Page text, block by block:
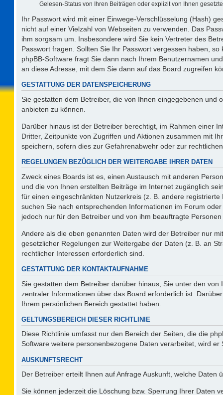
Gelesen-Status von Ihren Beiträgen oder explizit von Ihnen
Ihr Passwort wird mit einer Einwege-Verschlüsselung (Hash)
nicht auf einer Vielzahl von Webseiten zu verwenden. Das
ihm sorgsam um. Insbesondere wird Sie kein Vertreter des
Passwort fragen. Sollten Sie Ihr Passwort vergessen haben,
phpBB-Software fragt Sie dann nach Ihrem Benutzernamen
an diese Adresse, mit dem Sie dann auf das Board zugreifen
GESTATTUNG DER DATENSPEICHERUNG
Sie gestatten dem Betreiber, die von Ihnen eingegebenen
anbieten zu können.
Darüber hinaus ist der Betreiber berechtigt, im Rahmen einer
Dritter, Zeitpunkte von Zugriffen und Aktionen zusammen mit
speichern, sofern dies zur Gefahrenabwehr oder zur
REGELUNGEN BEZÜGLICH DER WEITERGABE IHRER DATEN
Zweck eines Boards ist es, einen Austausch mit anderen
und die von Ihnen erstellten Beiträge im Internet zugänglich
für einen eingeschränkten Nutzerkreis (z. B. andere
suchen Sie nach entsprechenden Informationen im Forum
jedoch nur für den Betreiber und von ihm beauftragte
Andere als die oben genannten Daten wird der Betreiber nur
gesetzlicher Regelungen zur Weitergabe der Daten (z. B. an
rechtlicher Interessen erforderlich sind.
GESTATTUNG DER KONTAKTAUFNAHME
Sie gestatten dem Betreiber darüber hinaus, Sie unter den
zentraler Informationen über das Board erforderlich ist.
Ihrem persönlichen Bereich gestattet haben.
GELTUNGSBEREICH DIESER RICHTLINIE
Diese Richtlinie umfasst nur den Bereich der Seiten, die die
Software weitere personenbezogene Daten verarbeitet, wird
AUSKUNFTSRECHT
Der Betreiber erteilt Ihnen auf Anfrage Auskunft, welche Daten
Sie können jederzeit die Löschung bzw. Sperrung Ihrer Daten